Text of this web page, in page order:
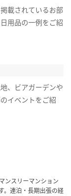
載されているお部
用品の一例をご紹
、ビアガーデンや
イベントをご紹
ンスリーマンション
。連泊・長期出張の経